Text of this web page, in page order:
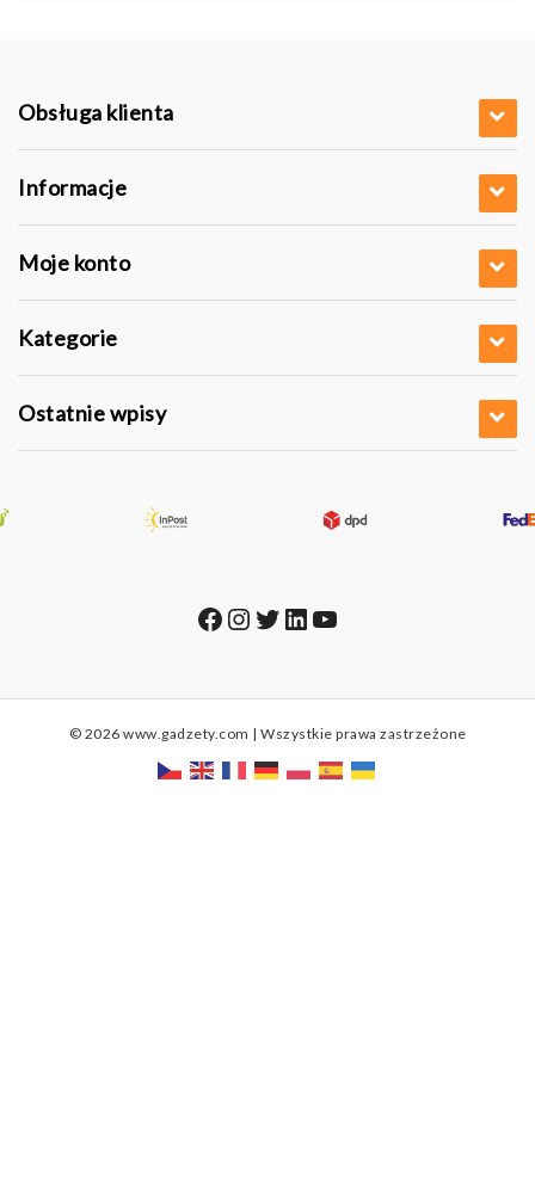
Obsługa klienta
Informacje
Moje konto
Kategorie
Ostatnie wpisy
Facebook
Instagram
Twitter
LinkedIn
YouTube
© 2026 www.gadzety.com | Wszystkie prawa zastrzeżone